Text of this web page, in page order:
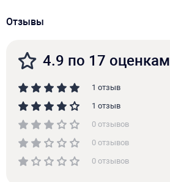
Отзывы
4.9 по 17 оценкам
1 отзыв
1 отзыв
0 отзывов
0 отзывов
0 отзывов